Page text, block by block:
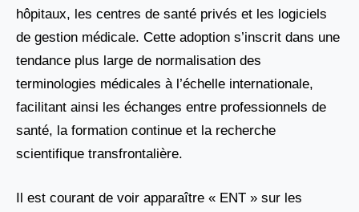
hôpitaux, les centres de santé privés et les logiciels
de gestion médicale. Cette adoption s’inscrit dans une
tendance plus large de normalisation des
terminologies médicales à l’échelle internationale,
facilitant ainsi les échanges entre professionnels de
santé, la formation continue et la recherche
scientifique transfrontalière.
Il est courant de voir apparaître « ENT » sur les